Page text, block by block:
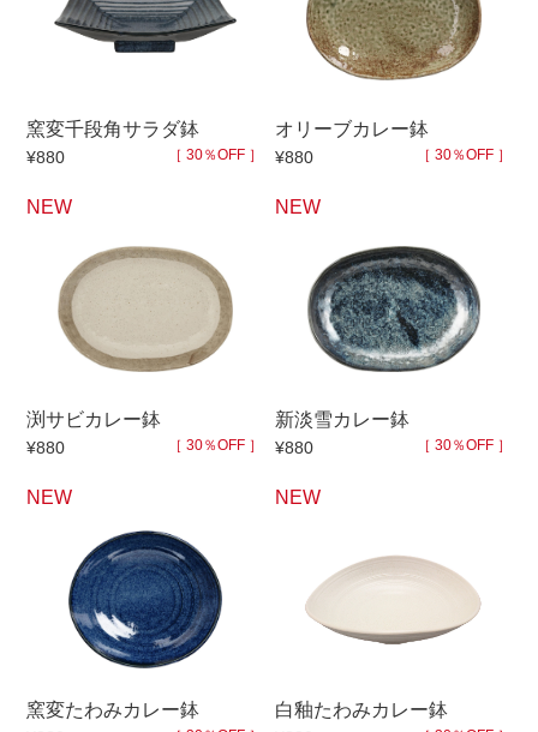
窯変千段角サラダ鉢
¥880 ［ 30％OFF ］
オリーブカレー鉢
¥880 ［ 30％OFF ］
NEW
渕サビカレー鉢
¥880 ［ 30％OFF ］
NEW
新淡雪カレー鉢
¥880 ［ 30％OFF ］
NEW
窯変たわみカレー鉢
NEW
白釉たわみカレー鉢